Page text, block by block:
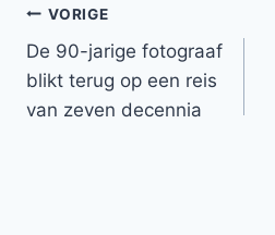
Bericht
navigatie
VORIGE
De 90-jarige fotograaf
blikt terug op een reis
van zeven decennia